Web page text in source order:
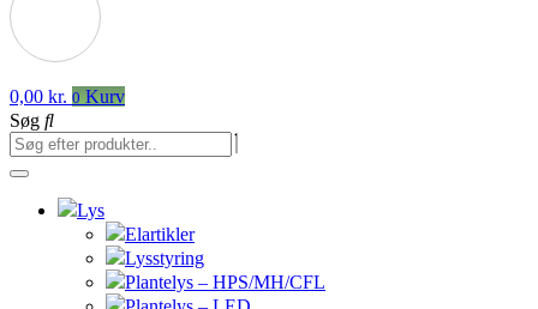
0,00 kr. 0 Kurv
Søg
Lys
Elartikler
Lysstyring
Plantelys – HPS/MH/CFL